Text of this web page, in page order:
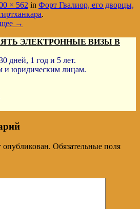
× 562 in Форт Гвалиор, его дворцы,
.
→
ЭЛЕКТРОННЫЕ ВИЗЫ В
дней, 1 год и 5 лет.
и юридическим лицам.
опубликован. Обязательные поля